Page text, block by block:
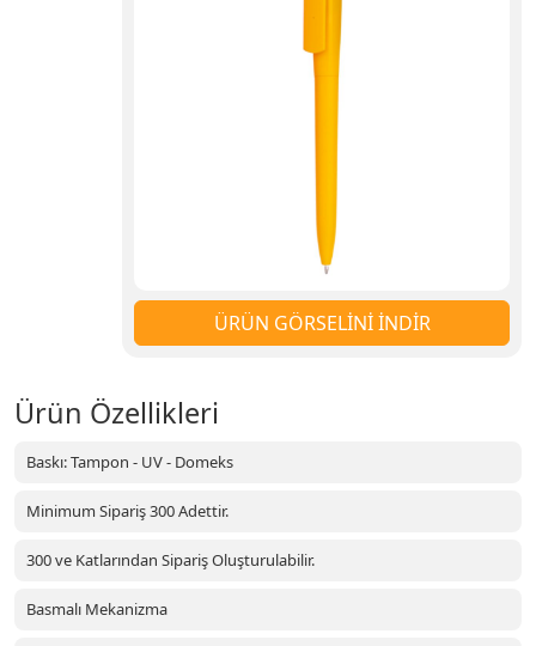
ÜRÜN GÖRSELİNİ İNDİR
Ürün Özellikleri
Baskı: Tampon - UV - Domeks
Minimum Sipariş 300 Adettir.
300 ve Katlarından Sipariş Oluşturulabilir.
Basmalı Mekanizma